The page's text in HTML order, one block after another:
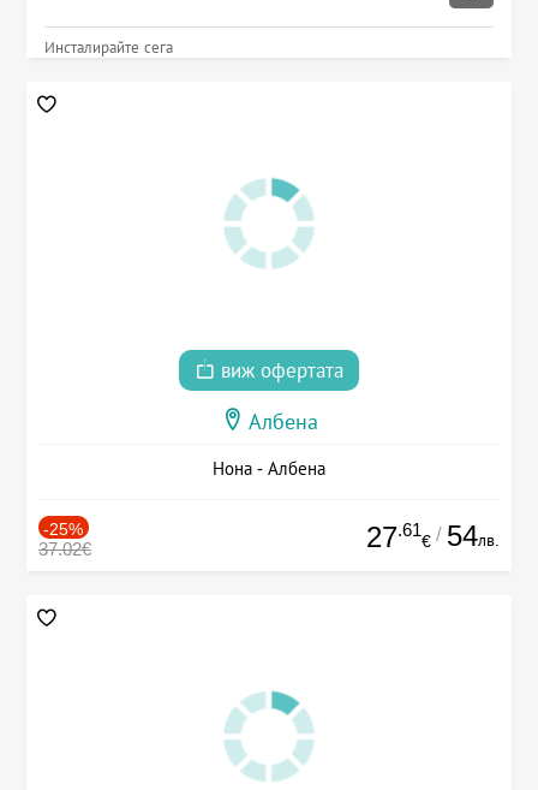
Инсталирайте сега
виж офертата
Албена
Нона - Албена
-25%
37.02€ 27.61
€ / 54лв.